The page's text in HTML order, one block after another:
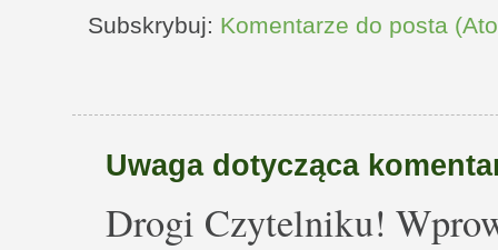
Subskrybuj: Komentarze do posta
Uwaga dotycząca
Drogi Czytelniku!